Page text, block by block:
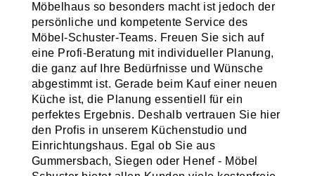
Möbelhaus so besonders macht ist jedoch der
persönliche und kompetente Service des
Möbel-Schuster-Teams. Freuen Sie sich auf
eine Profi-Beratung mit individueller Planung,
die ganz auf Ihre Bedürfnisse und Wünsche
abgestimmt ist. Gerade beim Kauf einer neuen
Küche ist, die Planung essentiell für ein
perfektes Ergebnis. Deshalb vertrauen Sie hier
den Profis in unserem Küchenstudio und
Einrichtungshaus. Egal ob Sie aus
Gummersbach, Siegen oder Henef - Möbel